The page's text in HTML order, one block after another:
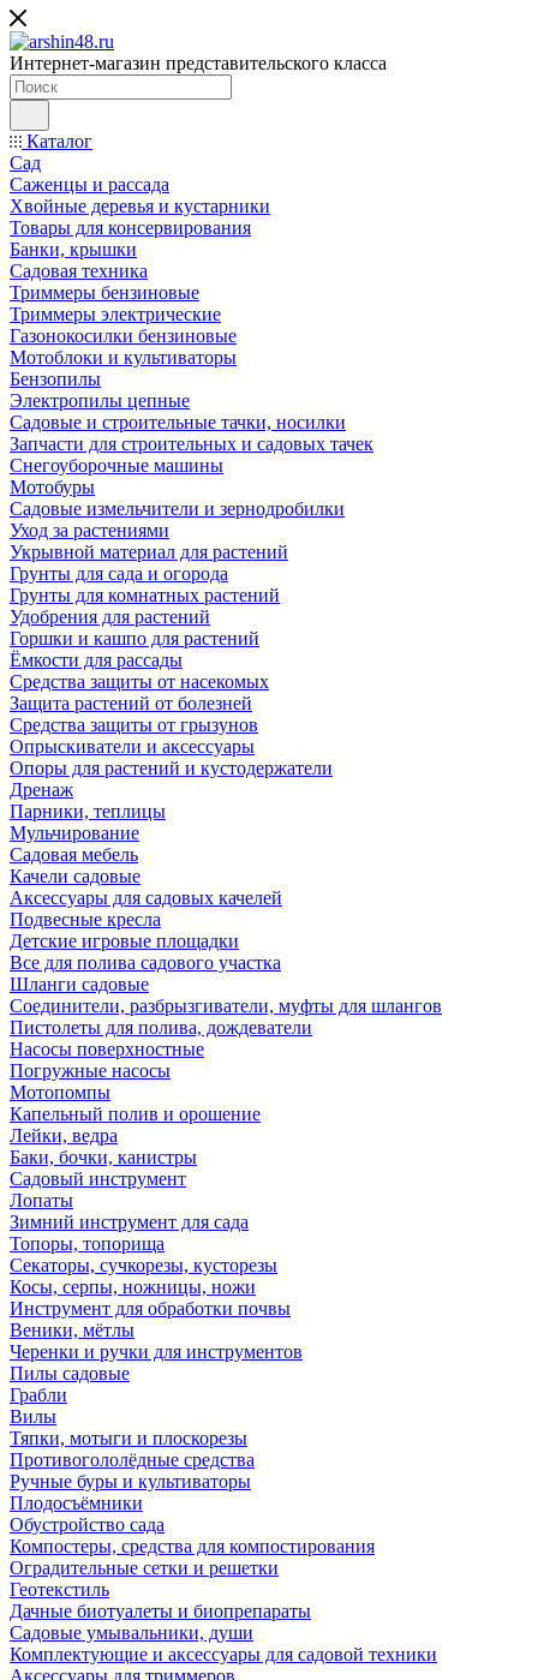
Интернет-магазин представительского класса
Каталог
Сад
Саженцы и рассада
Хвойные деревья и кустарники
Товары для консервирования
Банки, крышки
Садовая техника
Триммеры бензиновые
Триммеры электрические
Газонокосилки бензиновые
Мотоблоки и культиваторы
Бензопилы
Электропилы цепные
Садовые и строительные тачки, носилки
Запчасти для строительных и садовых тачек
Снегоуборочные машины
Мотобуры
Садовые измельчители и зернодробилки
Уход за растениями
Укрывной материал для растений
Грунты для сада и огорода
Грунты для комнатных растений
Удобрения для растений
Горшки и кашпо для растений
Ёмкости для рассады
Средства защиты от насекомых
Защита растений от болезней
Средства защиты от грызунов
Опрыскиватели и аксессуары
Опоры для растений и кустодержатели
Дренаж
Парники, теплицы
Мульчирование
Садовая мебель
Качели садовые
Аксессуары для садовых качелей
Подвесные кресла
Детские игровые площадки
Все для полива садового участка
Шланги садовые
Соединители, разбрызгиватели, муфты для шлангов
Пистолеты для полива, дождеватели
Насосы поверхностные
Погружные насосы
Мотопомпы
Капельный полив и орошение
Лейки, ведра
Баки, бочки, канистры
Садовый инструмент
Лопаты
Зимний инструмент для сада
Топоры, топорища
Секаторы, сучкорезы, кусторезы
Косы, серпы, ножницы, ножи
Инструмент для обработки почвы
Веники, мётлы
Черенки и ручки для инструментов
Пилы садовые
Грабли
Вилы
Тяпки, мотыги и плоскорезы
Противогололёдные средства
Ручные буры и культиваторы
Плодосъёмники
Обустройство сада
Компостеры, средства для компостирования
Оградительные сетки и решетки
Геотекстиль
Дачные биотуалеты и биопрепараты
Садовые умывальники, души
Комплектующие и аксессуары для садовой техники
Аксессуары для триммеров